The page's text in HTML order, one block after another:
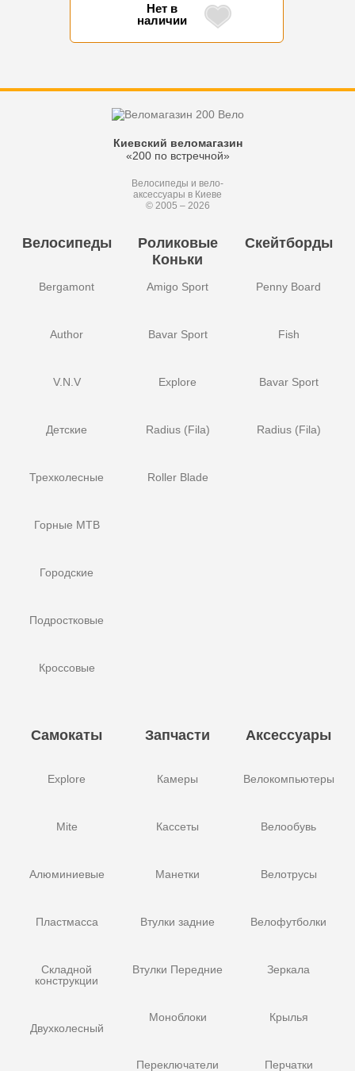
Нет в
наличии
Киевский веломагазин
«200 по встречной»
Велосипеды и вело-
аксессуары в Киеве
© 2005 – 2026
Велосипеды
Bergamont
Author
V.N.V
Детские
Трехколесные
Горные MTB
Городские
Подростковые
Кроссовые
Роликовые
Коньки
Amigo Sport
Bavar Sport
Explore
Radius (Fila)
Roller Blade
Скейтборды
Penny Board
Fish
Bavar Sport
Radius (Fila)
Самокаты
Explore
Mite
Алюминиевые
Пластмасса
Складной
конструкции
Двухколесный
Запчасти
Камеры
Кассеты
Манетки
Втулки задние
Втулки Передние
Моноблоки
Переключатели
Аксессуары
Велокомпьютеры
Велообувь
Велотрусы
Велофутболки
Зеркала
Крылья
Перчатки